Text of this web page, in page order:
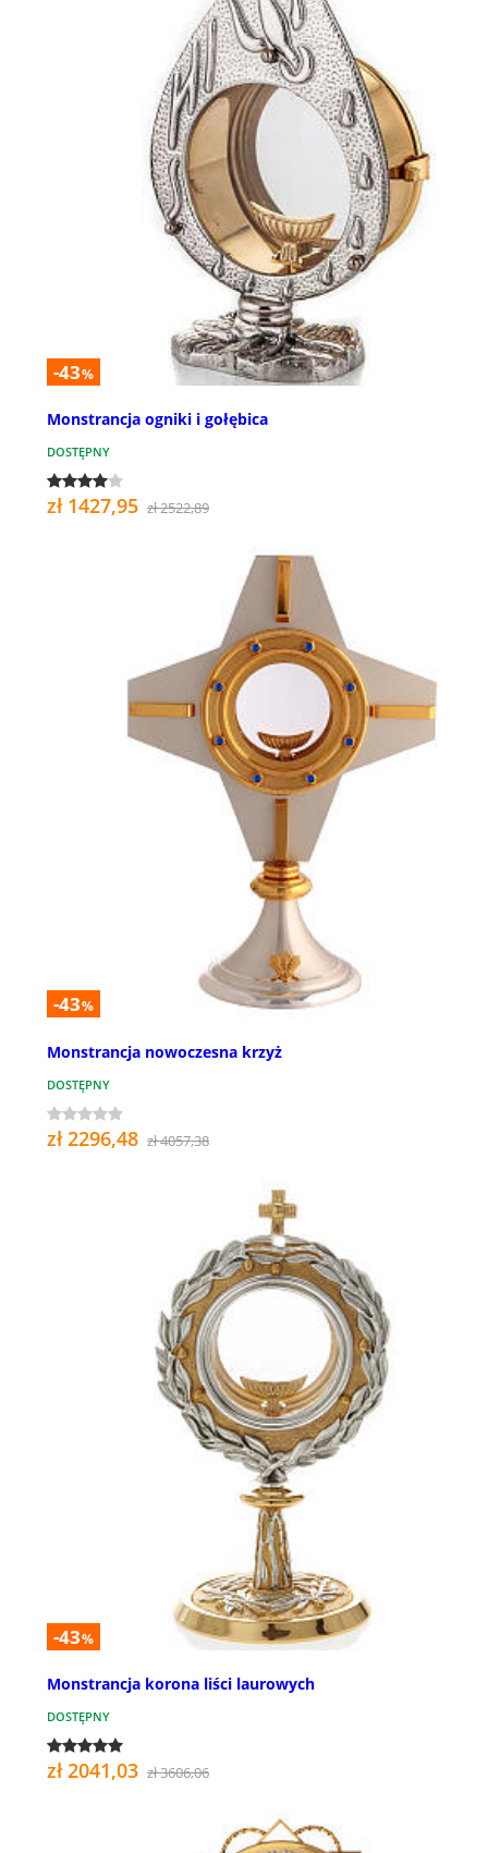
-43%
Monstrancja ogniki i gołębica
DOSTĘPNY
zł 1427,95 zł 2522,89
-43%
Monstrancja nowoczesna krzyż
DOSTĘPNY
zł 2296,48 zł 4057,38
-43%
Monstrancja korona liści laurowych
DOSTĘPNY
zł 2041,03 zł 3606,06